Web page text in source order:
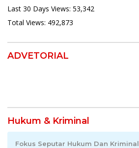
Last 30 Days Views: 53,342
Total Views: 492,873
ADVETORIAL
Hukum & Kriminal
Fokus Seputar Hukum Dan Kriminal